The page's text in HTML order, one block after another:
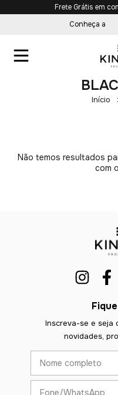
Frete Grátis em
Conheça a
Início
Não temos resultados
com
Inscreva-se e seja
novidades,